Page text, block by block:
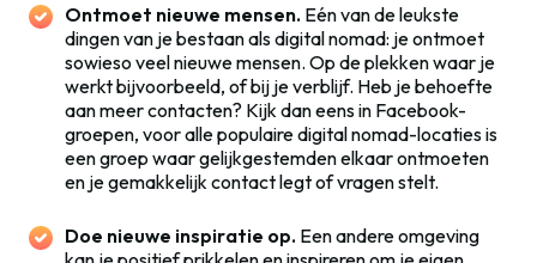
Ontmoet nieuwe mensen. Eén van de leukste
dingen van je bestaan als digital nomad: je ontmoet
sowieso veel nieuwe mensen. Op de plekken waar je
werkt bijvoorbeeld, of bij je verblijf. Heb je behoefte
aan meer contacten? Kijk dan eens in Facebook-
groepen, voor alle populaire digital nomad-locaties is
een groep waar gelijkgestemden elkaar ontmoeten
en je gemakkelijk contact legt of vragen stelt.
Doe nieuwe inspiratie op. Een andere omgeving